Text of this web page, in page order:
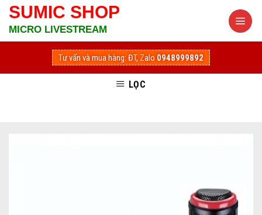
Skip
content
SUMIC SHOP
MICRO LIVESTREAM
Tư vấn và mua hàng: ĐT, Zalo 0948999892
LỌC